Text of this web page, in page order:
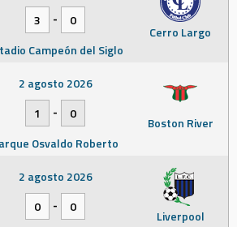
Cerro Largo
3
-
0
Campeón del Siglo
Boston River
2 agosto 2026
1
-
0
Osvaldo Roberto
Liverpool
2 agosto 2026
0
- 0